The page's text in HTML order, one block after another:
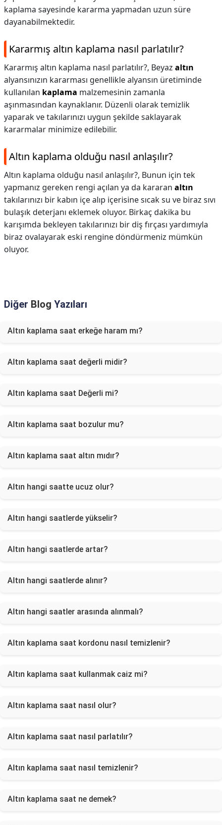
kaplama sayesinde kararma yapmadan uzun süre
dayanabilmektedir.
Kararmış altın kaplama nasıl parlatılır?
Kararmış altın kaplama nasıl parlatılır?, Beyaz altın
alyansınızın kararması genellikle alyansın üretiminde
kullanılan kaplama malzemesinin zamanla
aşınmasından kaynaklanır. Düzenli olarak temizlik
yaparak ve takılarınızı uygun şekilde saklayarak
kararmalar minimize edilebilir.
Altın kaplama olduğu nasıl anlaşılır?
Altın kaplama olduğu nasıl anlaşılır?, Bunun için tek
yapmanız gereken rengi açılan ya da kararan altın
takılarınızı bir kabın içe alıp içerisine sıcak su ve biraz sıvı
bulaşık deterjanı eklemek oluyor. Birkaç dakika bu
karışımda bekleyen takılarınızı bir diş fırçası yardımıyla
biraz ovalayarak eski rengine döndürmeniz mümkün
oluyor.
Diğer Blog Yazıları
Altın kaplama saat erkeğe haram mı?
Altın kaplama saat değerli midir?
Altın kaplama saat Değerli mi?
Altın kaplama saat bozulur mu?
Altın kaplama saat altın mıdır?
Altın hangi saatte ucuz olur?
Altın hangi saatlerde yükselir?
Altın hangi saatlerde artar?
Altın hangi saatlerde alınır?
Altın hangi saatler arasında alınmalı?
Altın kaplama saat kordonu nasıl temizlenir?
Altın kaplama saat kullanmak caiz mi?
Altın kaplama saat nasıl olur?
Altın kaplama saat nasıl parlatılır?
Altın kaplama saat nasıl temizlenir?
Altın kaplama saat ne demek?